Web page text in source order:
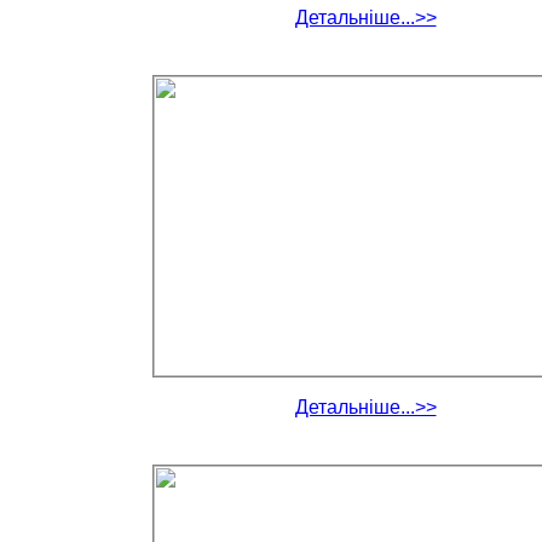
Детальніше...>>
Детальніше...>>